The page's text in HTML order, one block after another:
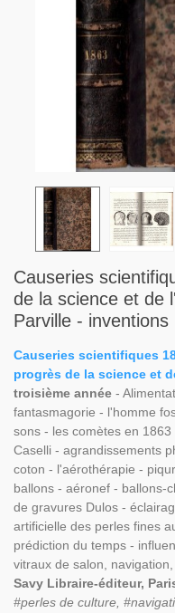
Causeries
de la science et de
Parville -
Causeries scientifiques
progrès de la science et
troisième année -
fantasmagorie - l'homme
sons - les comètes en
Caselli - agrandissements
coton - l'aérothérapie -
ballons - aéronef - ballons-
de gravures Dulos -
artificielle des perles fines
prédiction du temps -
vitraux de salon,
Savy Libraire-éditeur,
#perles de culture,